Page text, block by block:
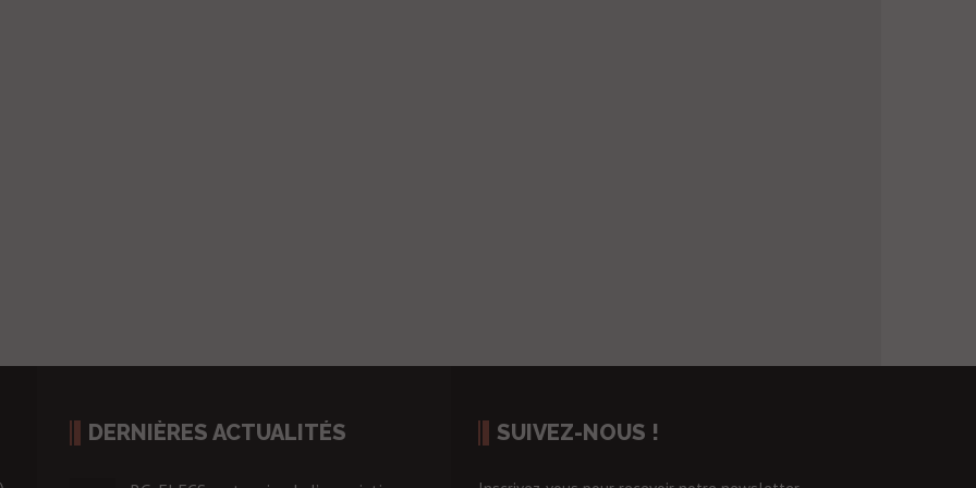
DERNIÈRES ACTUALITÉS SUIVEZ-NOUS !